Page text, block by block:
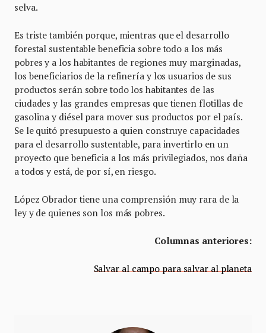
selva.
Es triste también porque, mientras que el desarrollo
forestal sustentable beneficia sobre todo a los más
pobres y a los habitantes de regiones muy marginadas,
los beneficiarios de la refinería y los usuarios de sus
productos serán sobre todo los habitantes de las
ciudades y las grandes empresas que tienen flotillas de
gasolina y diésel para mover sus productos por el país.
Se le quitó presupuesto a quien construye capacidades
para el desarrollo sustentable, para invertirlo en un
proyecto que beneficia a los más privilegiados, nos daña
a todos y está, de por sí, en riesgo.
López Obrador tiene una comprensión muy rara de la
ley y de quienes son los más pobres.
Columnas anteriores:
Salvar al campo para salvar al planeta